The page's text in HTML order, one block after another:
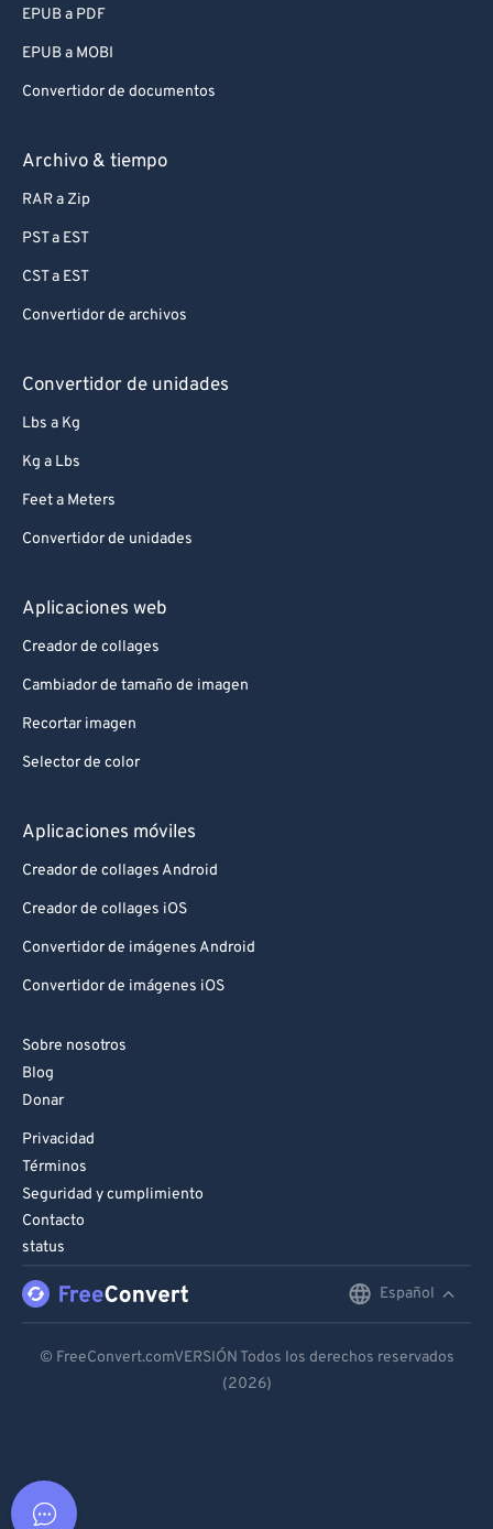
EPUB a PDF
EPUB a MOBI
Convertidor de documentos
Archivo & tiempo
RAR a Zip
PST a EST
CST a EST
Convertidor de archivos
Convertidor de unidades
Lbs a Kg
Kg a Lbs
Feet a Meters
Convertidor de unidades
Aplicaciones web
Creador de collages
Cambiador de tamaño de imagen
Recortar imagen
Selector de color
Aplicaciones móviles
Creador de collages Android
Creador de collages iOS
Convertidor de imágenes Android
Convertidor de imágenes iOS
Sobre nosotros
Blog
Donar
Privacidad
Términos
Seguridad y cumplimiento
Contacto
status
Español
Español
© FreeConvert.comVERSIÓN Todos los derechos reservados
(2026)